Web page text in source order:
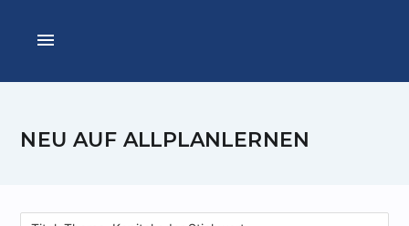
menu
NEU AUF ALLPLANLERNEN